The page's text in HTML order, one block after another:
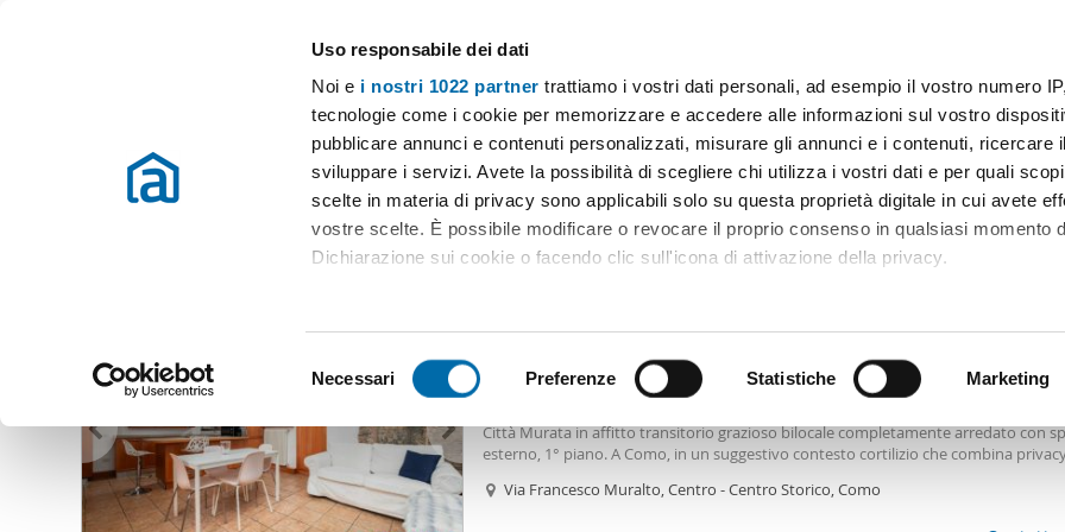
Uso responsabile dei dati
Noi e i nostri 1022 partner trattiamo i vostri dati personali, ad esempio il vostro numero
tecnologie come i cookie per memorizzare e accedere alle informazioni sul vostro
pubblicare annunci e contenuti personalizzati, misurare gli annunci e i contenuti, ricercare
sviluppare i servizi. Avete la possibilità di scegliere chi utilizza i vostri dati e per quali
scelte in materia di privacy sono applicabili solo su questa proprietà digitale in cui avete
vostre scelte. È possibile modificare o revocare il proprio consenso in qualsiasi momento
Dichiarazione sui cookie o facendo clic sull'icona di attivazione della privacy.
Identificare il tuo dispositivo, scansionandolo attivamente alla ricerca di caratteristiche
(impronte digitali).
Approfondisci come vengono elaborati i tuoi dati personali e imposta le tue preferenze
dettagli
. Puoi modificare o ritirare il tuo consenso in qualsiasi momento dalla
Utilizziamo i cookie per personalizzare contenuti ed annunci, per fornire funzionalità dei
e
e
z
i
Necessari Preferenze Statistiche Marketing
Case e appartamenti in affitto in tutta Italia
Prezzo Superficie Locali Più filtri
Case affitto Como
(354 immobili) Ordine Mioaffitto
Bilocale arredato Centro - centro storico
Città Murata in affitto transitorio grazioso bilocale completamente arredato con
esterno, 1° piano. A Como, in un suggestivo contesto cortilizio che combina
centro storico a pochi passi dalla tanto amata passeggiata lungo lago e a tutti i
Via Francesco Muralto, Centro - Centro Storico, Como